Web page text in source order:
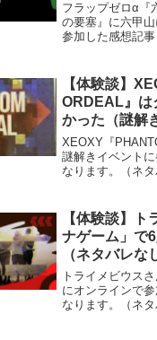
フラップゼロα『​
の要塞』に六甲
参加した感想記
を歩き回ること
きやすい服装で
【体験談】
ORDEAL』は
かった（謎解
XEOXY『
謎解きイベント
なります。（ネタ
スメ。XEOXY
にあります！
【体験談】ト
ナゲーム」で
（ネタバレな
トライメビウス
にオンラインで
なります。（ネ